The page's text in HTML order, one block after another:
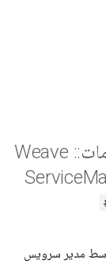
::
Service
مدیر سرویس